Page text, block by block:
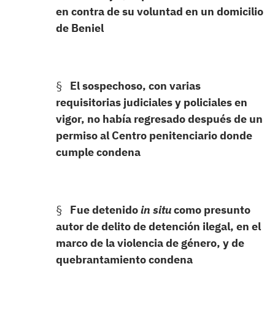
en contra de su voluntad en un domicilio
de Beniel
§ El sospechoso, con varias
requisitorias judiciales y policiales en
vigor, no había regresado después de un
permiso al Centro penitenciario donde
cumple condena
§ Fue detenidoin situcomo presunto
autor dedelito de detención ilegal, en el
marco de la violencia de género, y de
quebrantamiento condena